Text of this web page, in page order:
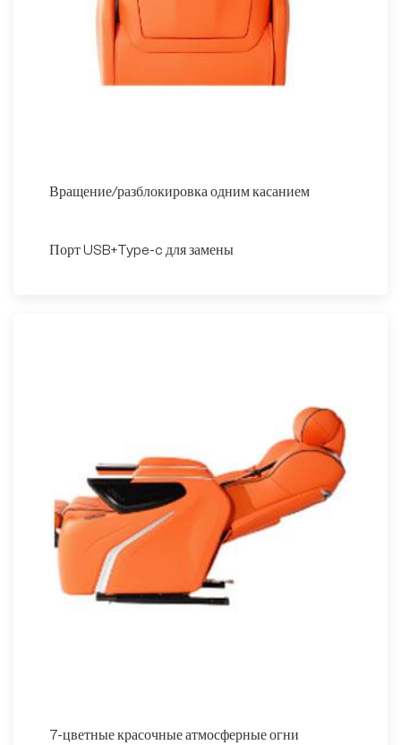
Вращение/разблокировка одним касанием
Порт USB+Type-c для замены
7-цветные красочные атмосферные огни